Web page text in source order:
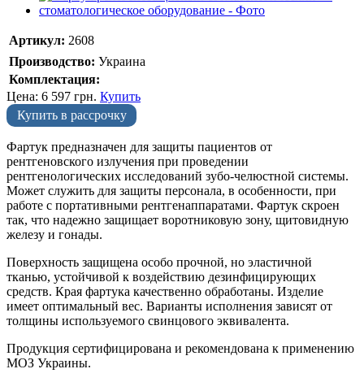
Артикул: 2608
Производство: Украина
Комплектация:
Цена: 6 597 грн. Купить
Купить в рассрочку
Фартук предназначен для защиты пациентов от
рентгеновского излучения при проведении
рентгенологических исследований зубо-челюстной системы.
Может служить для защиты персонала, в особенности, при
работе с портативными рентгенаппаратами. Фартук скроен
так, что надежно защищает воротниковую зону, щитовидную
железу и гонады.
Поверхность защищена особо прочной, но эластичной
тканью, устойчивой к воздействию дезинфицирующих
средств. Края фартука качественно обработаны. Изделие
имеет оптимальный вес. Варианты исполнения зависят от
толщины используемого свинцового эквивалента.
Продукция сертифицирована и рекомендована к применению
МОЗ Украины.